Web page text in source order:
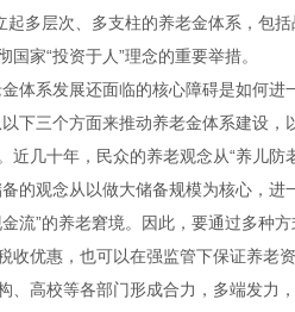
多层次、多支柱的养老金体系，包
家“投资于人”理念的重要举措。
系发展还面临的核心障碍是如何进
下三个方面来推动养老金体系建设
十年，民众的养老观念从“养儿防
的观念从以做大储备规模为核心，
流”的养老窘境。因此，要通过多种
收优惠，也可以在强监管下保证养老
、高校等各部门形成合力，多端发力